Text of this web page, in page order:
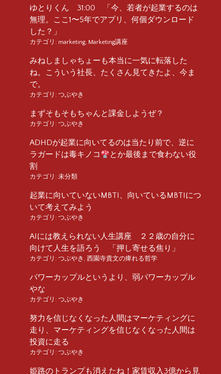
ゆとりくん 31:00 「今、若者が起業するのは
無理。ここ1〜5年でアプリ、何個ダウンロード
した？」
カテゴリ: marketing, Marketing講座
みねしましゃちょーも本当に一気に転落した
ね。こういう社長、たくさん見てきたよ、今ま
で。
カテゴリ: つぶやき
まずそもそもちゃんと課金しようぜ？
カテゴリ: つぶやき
ADHDが起業に向いてるのは当たり前で、逆に
ラガードは毒キノコ
とか最後まで食わない役
割
カテゴリ: 未分類
起業に向いていないMBTI、向いているMBTIにつ
いて考えてみよう
カテゴリ: つぶやき
AIには教えられない人生講座 ２２歳の自分に
向けて人生を語ろう 「押し寄せる焦り」
カテゴリ: つぶやき , 西園寺貴文の痺れる哲学
パワーカップルというより、弱パワーカップル
やな
カテゴリ: つぶやき
努力を信じなくなった人間はマーケティングに
走り、マーケティングを信じなくなった人間は
投資に走る
カテゴリ: つぶやき
姫路のトランプも消えたね！家賃収入3億から見